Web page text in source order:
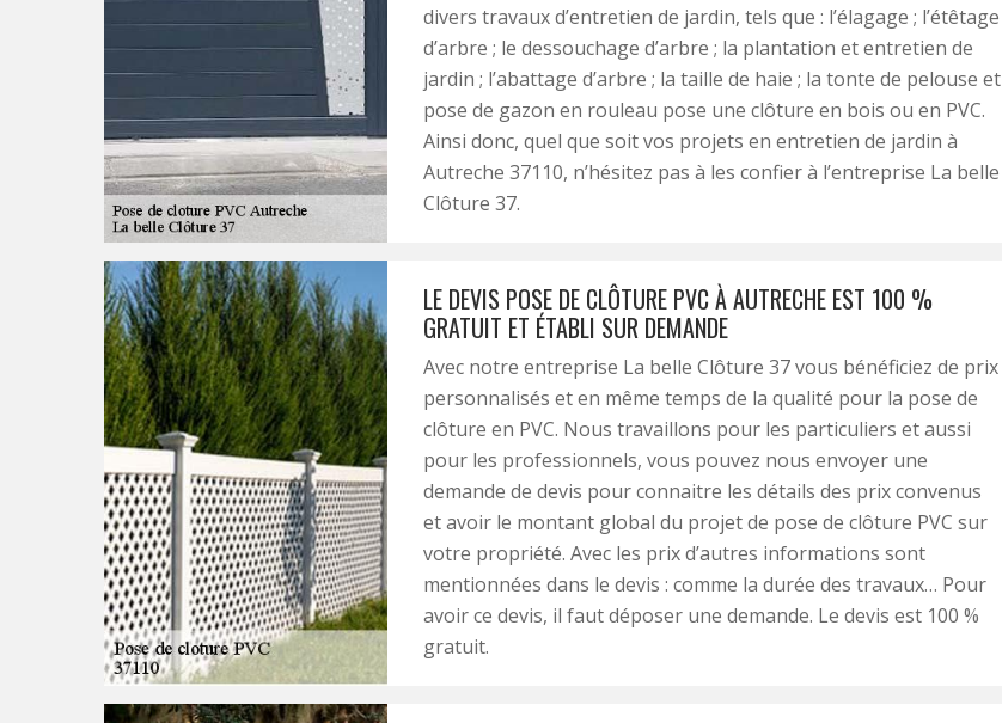
divers travaux d’entretien de jardin, tels que : l’élagage ; l’étêtage
d’arbre ; le dessouchage d’arbre ; la plantation et entretien de
jardin ; l’abattage d’arbre ; la taille de haie ; la tonte de pelouse et
pose de gazon en rouleau pose une clôture en bois ou en PVC.
Ainsi donc, quel que soit vos projets en entretien de jardin à
Autreche 37110, n’hésitez pas à les confier à l’entreprise La belle
Clôture 37.
LE DEVIS POSE DE CLÔTURE PVC À AUTRECHE EST 100 %
GRATUIT ET ÉTABLI SUR DEMANDE
Avec notre entreprise La belle Clôture 37 vous bénéficiez de prix
personnalisés et en même temps de la qualité pour la pose de
clôture en PVC. Nous travaillons pour les particuliers et aussi
pour les professionnels, vous pouvez nous envoyer une
demande de devis pour connaitre les détails des prix convenus
et avoir le montant global du projet de pose de clôture PVC sur
votre propriété. Avec les prix d’autres informations sont
mentionnées dans le devis : comme la durée des travaux… Pour
avoir ce devis, il faut déposer une demande. Le devis est 100 %
gratuit.